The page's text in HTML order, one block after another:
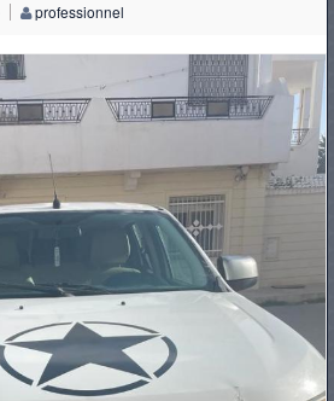
professionnel